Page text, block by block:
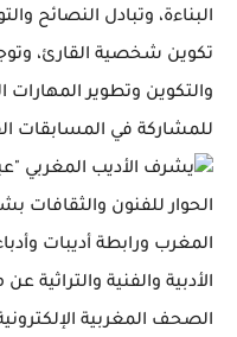
البناءة، وتبادل النصائح
تكوين شخصية القارئ،
والتكوين وتطوير المهارات
للمشاركة في المسابقات
يشرف الأديب المغربي
الحوار للفنون
المغرب ورابطة أديبات
الأدبية والفنية
الصحف المغربية